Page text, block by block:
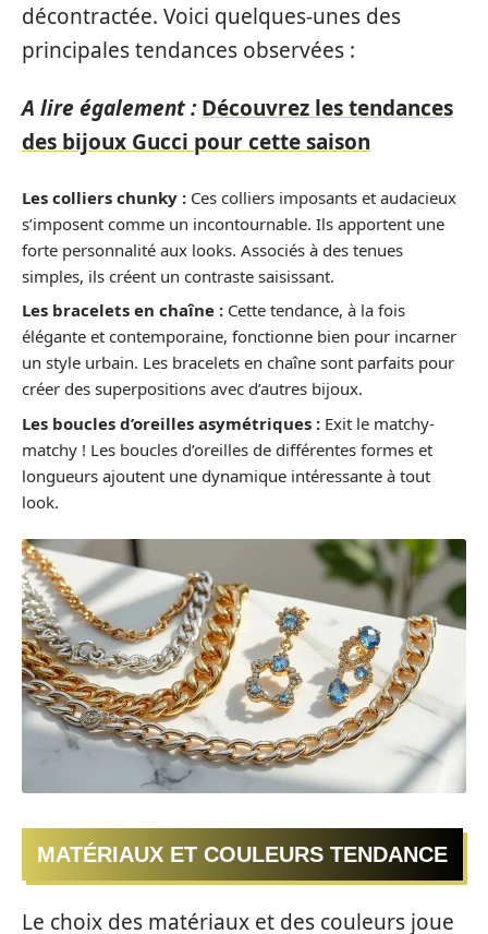
décontractée. Voici quelques-unes des
principales tendances observées :
A lire également : Découvrez les tendances
des bijoux Gucci pour cette saison
Les colliers chunky : Ces colliers imposants et audacieux
s’imposent comme un incontournable. Ils apportent une
forte personnalité aux looks. Associés à des tenues
simples, ils créent un contraste saisissant.
Les bracelets en chaîne : Cette tendance, à la fois
élégante et contemporaine, fonctionne bien pour incarner
un style urbain. Les bracelets en chaîne sont parfaits pour
créer des superpositions avec d’autres bijoux.
Les boucles d’oreilles asymétriques : Exit le matchy-
matchy ! Les boucles d’oreilles de différentes formes et
longueurs ajoutent une dynamique intéressante à tout
look.
MATÉRIAUX ET COULEURS TENDANCE
Le choix des matériaux et des couleurs joue